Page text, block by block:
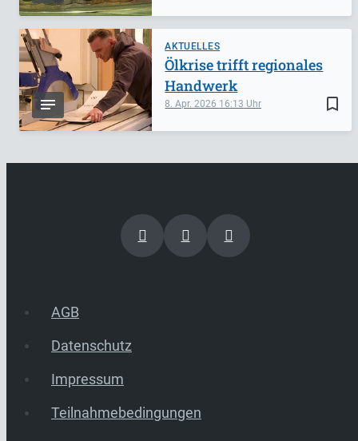
AKTUELLES
bookmark_border
8. Apr. 2026 16:13
Ölkrise trifft regionales
Handwerk
AGB
Datenschutz
Impressum
Teilnahmebedingungen